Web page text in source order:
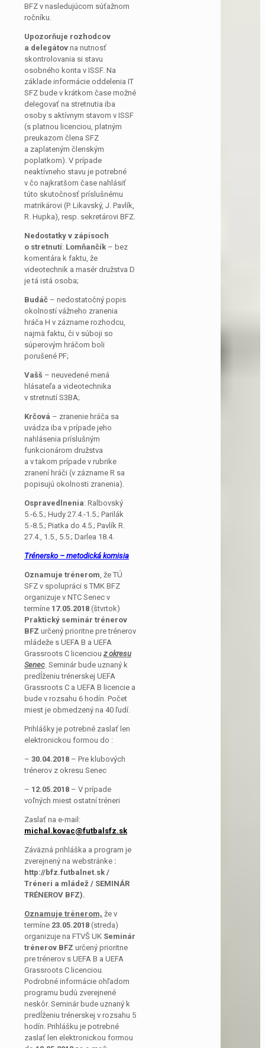
BFZ v nasledujúcom súťažnom
ročníku.
Upozorňuje rozhodcov
a delegátov na nutnosť
skontrolovania si stavu
osobného konta v ISSF. Na
základe informácie oddelenia IT
SFZ bude v krátkom čase možné
delegovať na stretnutia iba
osoby s aktívnym stavom v ISSF
(s platnou licenciou, platným
preukazom člena SFZ
a zaplateným členským
poplatkom). V prípade
neaktívneho stavu je potrebné
v čo najkratšom čase nahlásiť
túto skutočnosť príslušnému
matrikárovi (P. Likavský, J. Pavlík,
R. Hupka), resp. sekretárovi BFZ.
Nedostatky v zápisoch
o stretnutí: Lomňančík – bez
komentára k faktu, že
videotechnik a masér družstva D
je tá istá osoba;
Budáč – nedostatočný popis
okolností vážneho zranenia
hráča H v zázname rozhodcu,
najmä faktu, či v súboji so
súperovým hráčom boli
porušené PF;
Vašš – neuvedené mená
hlásateľa a videotechnika
v stretnutí S3BA;
Krčová – zranenie hráča sa
uvádza iba v prípade jeho
nahlásenia príslušným
funkcionárom družstva
a v takom prípade v rubrike
zranení hráči (v zázname R sa
popisujú okolnosti zranenia).
Ospravedlnenia: Ralbovský
5.-6.5.; Hudy 27.4.-1.5.; Parilák
5.-8.5.; Piatka do 4.5.; Pavlík R.
27.4., 1.5., 5.5.; Darlea 18.4.
Trénersko – metodická komisia
Oznamuje trénerom , že TÚ
SFZ v spolupráci s TMK BFZ
organizuje v NTC Senec v
termíne 17.05.2018 (štvrtok)
Praktický seminár trénerov
BFZ určený prioritne pre trénerov
mládeže s UEFA B a UEFA
Grassroots C licenciou z okresu
Senec . Seminár bude uznaný k
predĺženiu trénerskej UEFA
Grassroots C a UEFA B licencie a
bude v rozsahu 6 hodín. Počet
miest je obmedzený na 40 ľudí.
Prihlášky je potrebné zaslať len
elektronickou formou do :
– 30.04.2018 – Pre klubových
trénerov z okresu Senec
– 12.05.2018 – V prípade
voľných miest ostatní tréneri
Zaslať na e-mail:
michal.kovac@futbalsfz.sk
Záväzná prihláška a program je
zverejnený na webstránke :
http://bfz.futbalnet.sk /
Tréneri a mládež / SEMINÁR
TRÉNEROV BFZ).
Oznamuje trénerom, že v
termíne 23.05.2018 (streda)
organizuje na FTVŠ UK Seminár
trénerov BFZ určený prioritne
pre trénerov s UEFA B a UEFA
Grassroots C licenciou
Podrobné informácie ohľadom
programu budú zverejnené
neskôr. Seminár bude uznaný k
predĺženiu trénerskej v rozsahu 5
hodín. Prihlášku je potrebné
zaslať len elektronickou formou